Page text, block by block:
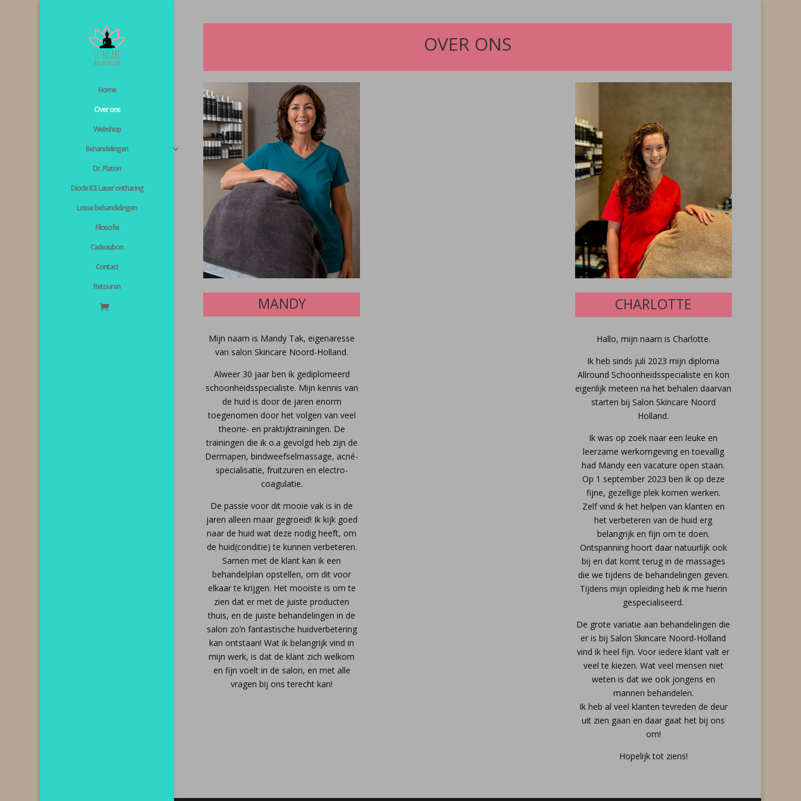
Home
Over ons
Webshop
Behandelingen
Dr. Platon
Diode ICE Laser ontharing
Losse behandelingen
Filosofie
Cadeaubon
Contact
Retouren
OVER ONS
MANDY
Mijn naam is Mandy Tak, eigenaresse
van salon Skincare Noord-Holland.
Alweer 30 jaar ben ik gediplomeerd
schoonheidsspecialiste. Mijn kennis van
de huid is door de jaren enorm
toegenomen door het volgen van veel
theorie- en praktijktrainingen. De
trainingen die ik o.a gevolgd heb zijn de
Dermapen, bindweefselmassage, acné-
specialisatie, fruitzuren en electro-
coagulatie.
De passie voor dit mooie vak is in de
jaren alleen maar gegroeid! Ik kijk goed
naar de huid wat deze nodig heeft, om
de huid(conditie) te kunnen verbeteren.
Samen met de klant kan ik een
behandelplan opstellen, om dit voor
elkaar te krijgen. Het mooiste is om te
zien dat er met de juiste producten
thuis, en de juiste behandelingen in de
salon zo’n fantastische huidverbetering
kan ontstaan! Wat ik belangrijk vind in
mijn werk, is dat de klant zich welkom
en fijn voelt in de salon, en met alle
vragen bij ons terecht kan!
CHARLOTTE
Hallo, mijn naam is Charlotte.
Ik heb sinds juli 2023 mijn diploma
Allround Schoonheidsspecialiste en kon
eigenlijk meteen na het behalen daarvan
starten bij Salon Skincare Noord
Holland.
Ik was op zoek naar een leuke en
leerzame werkomgeving en toevallig
had Mandy een vacature open staan.
Op 1 september 2023 ben ik op deze
fijne, gezellige plek komen werken.
Zelf vind ik het helpen van klanten en
het verbeteren van de huid erg
belangrijk en fijn om te doen.
Ontspanning hoort daar natuurlijk ook
bij en dat komt terug in de massages
die we tijdens de behandelingen geven.
Tijdens mijn opleiding heb ik me hierin
gespecialiseerd.
De grote variatie aan behandelingen die
er is bij Salon Skincare Noord-Holland
vind ik heel fijn. Voor iedere klant valt er
veel te kiezen. Wat veel mensen niet
weten is dat we ook jongens en
mannen behandelen.
Ik heb al veel klanten tevreden de deur
uit zien gaan en daar gaat het bij ons
om!
Hopelijk tot ziens!